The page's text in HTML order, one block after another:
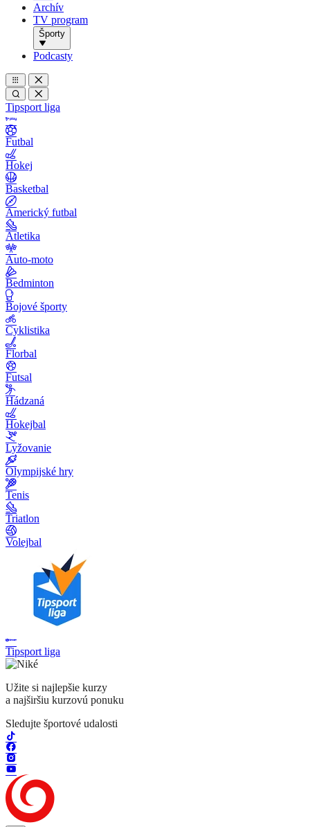
Archív
TV program
Športy
Podcasty
Tipsport liga
Futbal
Hokej
Basketbal
Americký futbal
Atletika
Auto-moto
Bedminton
Bojové športy
Cyklistika
Florbal
Futsal
Hádzaná
Hokejbal
Lyžovanie
Olympijské hry
Tenis
Triatlon
Volejbal
Tipsport liga
Užite si najlepšie kurzy
a najširšiu kurzovú ponuku
Sledujte športové udalosti